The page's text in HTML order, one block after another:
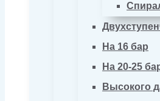
На 16 бар
На 20-25
Высокого